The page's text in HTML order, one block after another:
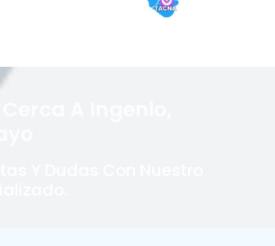
A Ingenio,
Y Dudas Con Nuestro